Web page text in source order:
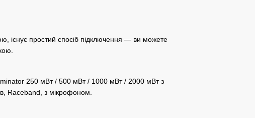
існує простий спосіб підключення — ви можете
250 мВт / 500 мВт / 1000 мВт / 2000 мВт з
Raceband, з мікрофоном.